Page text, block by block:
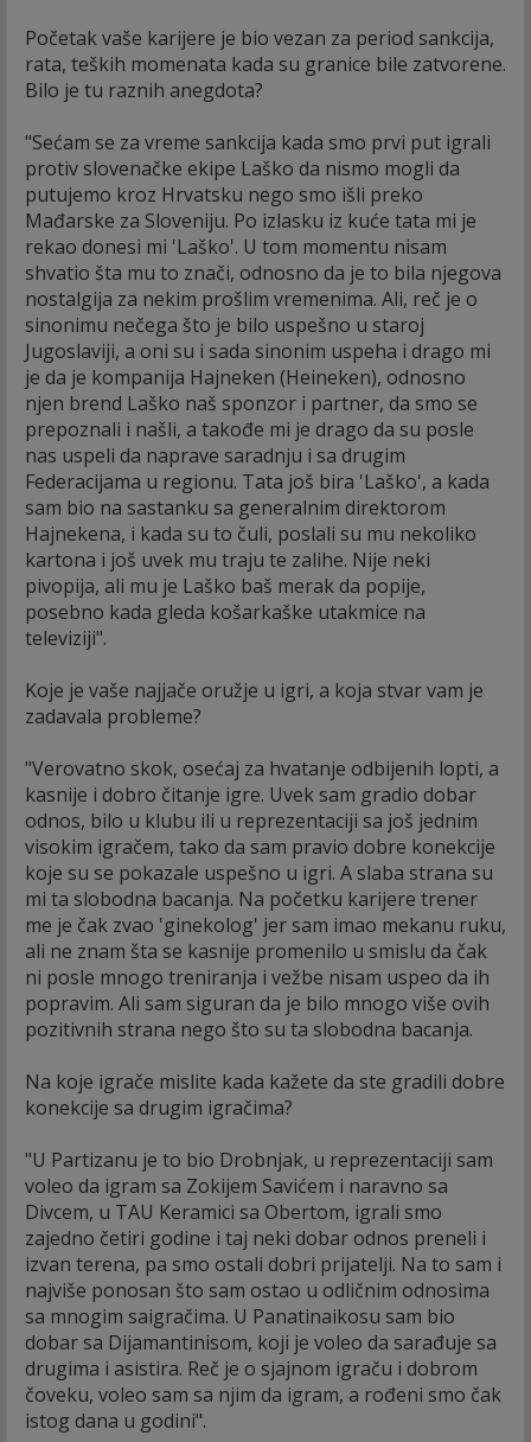
Početak vaše karijere je bio vezan za period sankcija,
rata, teških momenata kada su granice bile zatvorene.
Bilo je tu raznih anegdota?
"Sećam se za vreme sankcija kada smo prvi put igrali
protiv slovenačke ekipe Laško da nismo mogli da
putujemo kroz Hrvatsku nego smo išli preko
Mađarske za Sloveniju. Po izlasku iz kuće tata mi je
rekao donesi mi 'Laško'. U tom momentu nisam
shvatio šta mu to znači, odnosno da je to bila njegova
nostalgija za nekim prošlim vremenima. Ali, reč je o
sinonimu nečega što je bilo uspešno u staroj
Jugoslaviji, a oni su i sada sinonim uspeha i drago mi
je da je kompanija Hajneken (Heineken), odnosno
njen brend Laško naš sponzor i partner, da smo se
prepoznali i našli, a takođe mi je drago da su posle
nas uspeli da naprave saradnju i sa drugim
Federacijama u regionu. Tata još bira 'Laško', a kada
sam bio na sastanku sa generalnim direktorom
Hajnekena, i kada su to čuli, poslali su mu nekoliko
kartona i još uvek mu traju te zalihe. Nije neki
pivopija, ali mu je Laško baš merak da popije,
posebno kada gleda košarkaške utakmice na
televiziji".
Koje je vaše najjače oružje u igri, a koja stvar vam je
zadavala probleme?
"Verovatno skok, osećaj za hvatanje odbijenih lopti, a
kasnije i dobro čitanje igre. Uvek sam gradio dobar
odnos, bilo u klubu ili u reprezentaciji sa još jednim
visokim igračem, tako da sam pravio dobre konekcije
koje su se pokazale uspešno u igri. A slaba strana su
mi ta slobodna bacanja. Na početku karijere trener
me je čak zvao 'ginekolog' jer sam imao mekanu ruku,
ali ne znam šta se kasnije promenilo u smislu da čak
ni posle mnogo treniranja i vežbe nisam uspeo da ih
popravim. Ali sam siguran da je bilo mnogo više ovih
pozitivnih strana nego što su ta slobodna bacanja.
Na koje igrače mislite kada kažete da ste gradili dobre
konekcije sa drugim igračima?
"U Partizanu je to bio Drobnjak, u reprezentaciji sam
voleo da igram sa Zokijem Savićem i naravno sa
Divcem, u TAU Keramici sa Obertom, igrali smo
zajedno četiri godine i taj neki dobar odnos preneli i
izvan terena, pa smo ostali dobri prijatelji. Na to sam i
najviše ponosan što sam ostao u odličnim odnosima
sa mnogim saigračima. U Panatinaikosu sam bio
dobar sa Dijamantinisom, koji je voleo da sarađuje sa
drugima i asistira. Reč je o sjajnom igraču i dobrom
čoveku, voleo sam sa njim da igram, a rođeni smo čak
istog dana u godini".